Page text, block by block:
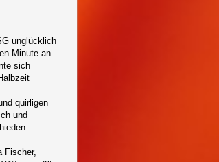
unglücklich
Minute an
sich
quirligen
und
Fischer,